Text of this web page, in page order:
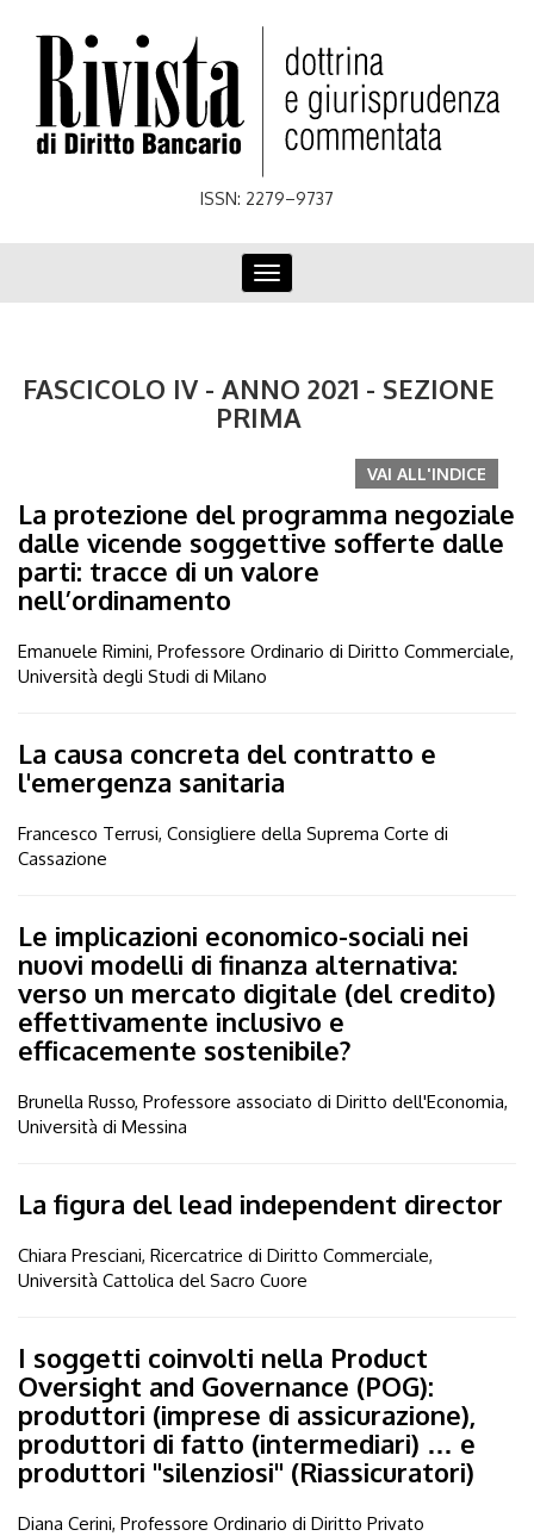
ISSN: 2279–9737
Toggle
navigation
FASCICOLO IV - ANNO 2021 - SEZIONE
PRIMA
VAI ALL'INDICE
La protezione del programma negoziale
dalle vicende soggettive sofferte dalle
parti: tracce di un valore
nell’ordinamento
Emanuele Rimini, Professore Ordinario di Diritto Commerciale,
Università degli Studi di Milano
La causa concreta del contratto e
l'emergenza sanitaria
Francesco Terrusi, Consigliere della Suprema Corte di
Cassazione
Le implicazioni economico-sociali nei
nuovi modelli di finanza alternativa:
verso un mercato digitale (del credito)
effettivamente inclusivo e
efficacemente sostenibile?
Brunella Russo, Professore associato di Diritto dell'Economia,
Università di Messina
La figura del lead independent director
Chiara Presciani, Ricercatrice di Diritto Commerciale,
Università Cattolica del Sacro Cuore
I soggetti coinvolti nella Product
Oversight and Governance (POG):
produttori (imprese di assicurazione),
produttori di fatto (intermediari) … e
produttori "silenziosi" (Riassicuratori)
Diana Cerini, Professore Ordinario di Diritto Privato